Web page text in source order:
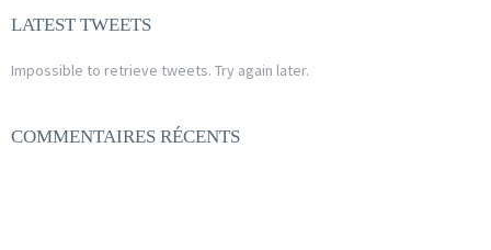
LATEST TWEETS
Impossible to retrieve tweets. Try again later.
COMMENTAIRES RÉCENTS